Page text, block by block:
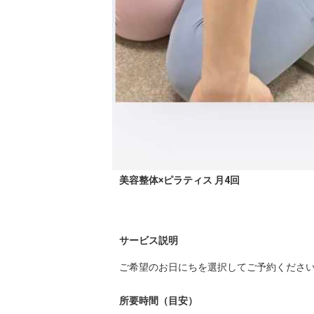
美容整体×ピラティス 月4回
サービス説明
ご希望のお日にちを選択してご予約くださ
所要時間（目安）